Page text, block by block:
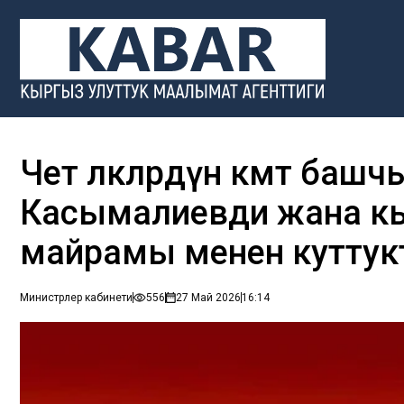
Чет өлкөлөрдүн өкмөт
Касымалиевди жана
майрамы менен
Министрлер кабинети 556 27 Май 202616:14